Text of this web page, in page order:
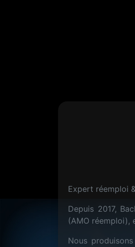
Expert réemploi
Depuis 2017,
(AMO réemploi),
Nous